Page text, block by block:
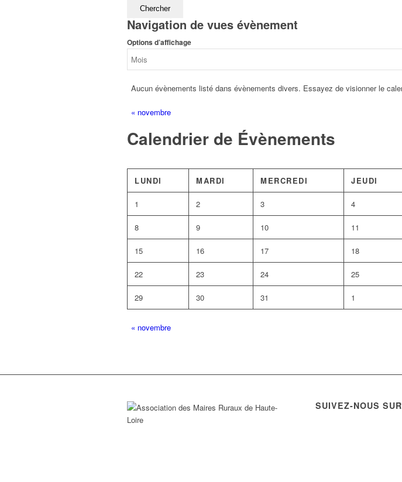
Navigation de vues évènement
Options d’affichage
Aucun évènements listé dans évènements divers. Essayez de visionner le
« novembre
Calendrier de Évènements
LUNDI MARDI MERCREDI JEUDI
1 2 3 4
8 9 10 11
15 16 17 18
22 23 24 25
29 30 31 1
« novembre
SUIVEZ-NOUS